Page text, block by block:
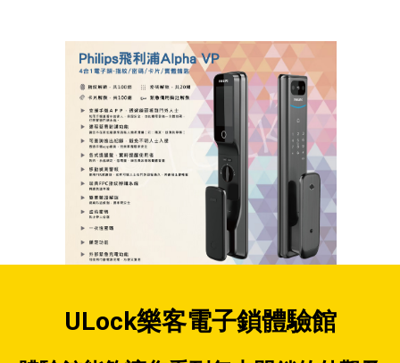
ULock樂客電子鎖體驗館